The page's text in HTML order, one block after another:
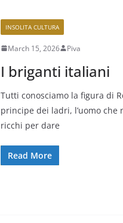
INSOLITA CULTURA
March 15, 2026 Piva
I briganti italiani
Tutti conosciamo la figura di
principe dei ladri, l’uomo che
ricchi per dare
Read More